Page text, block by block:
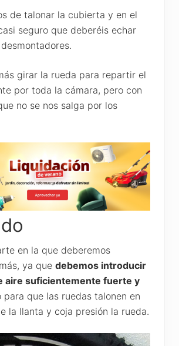
de talonar la cubierta y en el
seguro que deberéis echar
girar la rueda para repartir el
por toda la cámara, pero con
no se nos salga por los
en la que deberemos
ya que debemos introducir
aire suficientemente fuerte y
para que las ruedas talonen en
la llanta y coja presión la rueda.